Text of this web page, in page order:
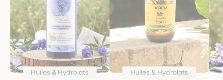
Huiles & Hydrolats Huiles & Hydrolats